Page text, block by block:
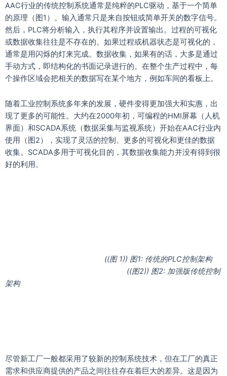
AAC行业的传统控制系统通常是纯粹的PLC驱动，基于一个简单
的原理（图1）。输入通常只是来自按钮或简单开关的数字信号。
然后，PLC将分析输入，执行其程序并设置输出。过程的可视化
或数据收集往往是不存在的。如果过程或机器状态是可视化的，
通常是用闪烁的灯来完成。数据收集，如果有的话，大多是通过
手动方式，即结构化的书面记录进行的。在整个生产过程中，每
个操作区域会把相关的数据写在某个地方，例如车间的看板上。
随着工业控制系统多年来的发展，硬件变得更加强大和实惠，出
现了更多的可能性。大约在2000年初，可编程的HMI屏幕（人机
界面）和SCADA系统（数据采集与监视系统）开始在AAC行业内
使用（图2），实现了灵活的控制、更多的可视化和更佳的数据
收集。SCADA多用于可视化目的，其数据收集能力并没有得到很
好的利用。
((图 1)) 图1: 传统的PLC控制架构
((图2)) 图2: 加强版传统控制
架构
尽管新工厂一般都采用了较新的控制系统技术，但在工厂的真正
需求和供应商提供的产品之间往往存在着巨大的差异。这是因为